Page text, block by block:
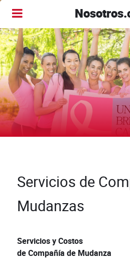
Servicios de
Mudanzas
Servicios y Costos
de Compañía de Mudanza